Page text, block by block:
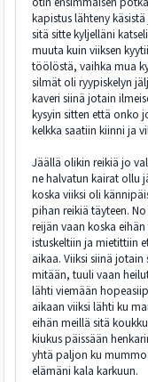
kapistus lähteny
sitä sitte kyljelläni
muuta kuin viiksen
töölöstä, vaihka mua
silmät oli ryypiskelyn
kaveri siinä jotain
kysyin sitten että onko
kelkka saatiin kiinni ja
Jäällä olikin reikiä jo
ne halvatun kairat ollu
koska viiksi oli
pihan reikiä täyteen.
reijän vaan koska
istuskeltiin ja mietittiin
aikaa. Viiksi siinä jotain
mitään, tuuli vaan
lähti viemään
aikaan viiksi lähti ku
eihän meillä sitä
kiukus päissään
yhtä paljon ku
elämäni kala karkuun.